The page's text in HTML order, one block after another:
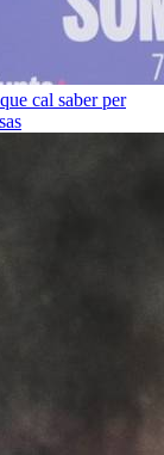
cal saber per